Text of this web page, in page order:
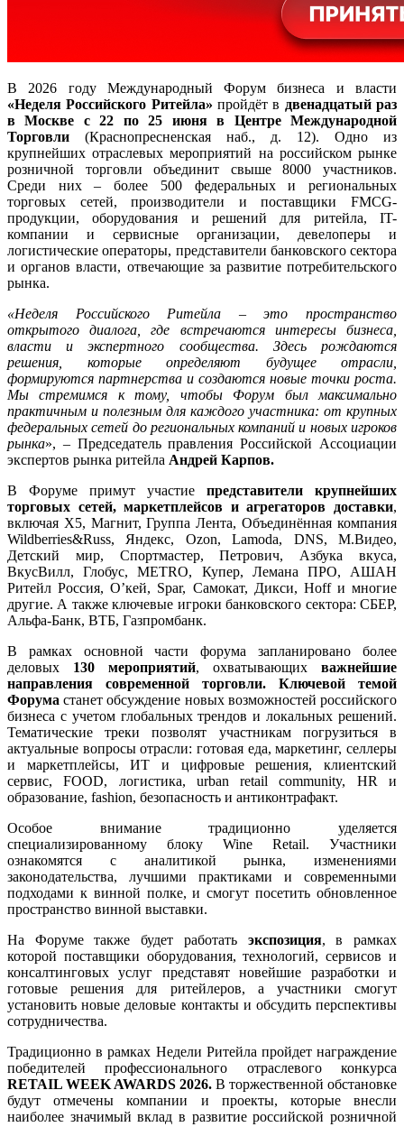
В 2026 году Международный Форум бизнеса и власти
«Неделя Российского Ритейла» пройдёт в двенадцатый раз
в Москве с 22 по 25 июня в Центре Международной
Торговли (Краснопресненская наб., д. 12). Одно из
крупнейших отраслевых мероприятий на российском рынке
розничной торговли объединит свыше 8000 участников.
Среди них – более 500 федеральных и региональных
торговых сетей, производители и поставщики FMCG-
продукции, оборудования и решений для ритейла, IT-
компании и сервисные организации, девелоперы и
логистические операторы, представители банковского сектора
и органов власти, отвечающие за развитие потребительского
рынка.
«Неделя Российского Ритейла – это пространство
открытого диалога, где встречаются интересы бизнеса,
власти и экспертного сообщества. Здесь рождаются
решения, которые определяют будущее отрасли,
формируются партнерства и создаются новые точки роста.
Мы стремимся к тому, чтобы Форум был максимально
практичным и полезным для каждого участника: от крупных
федеральных сетей до региональных компаний и новых игроков
рынка», – Председатель правления Российской Ассоциации
экспертов рынка ритейла Андрей Карпов.
В Форуме примут участие представители крупнейших
торговых сетей, маркетплейсов и агрегаторов доставки,
включая Х5, Магнит, Группа Лента, Объединённая компания
Wildberries&Russ, Яндекс, Ozon, Lamoda, DNS, М.Видео,
Детский мир, Спортмастер, Петрович, Азбука вкуса,
ВкусВилл, Глобус, METRO, Купер, Лемана ПРО, АШАН
Ритейл Россия, О’кей, Spar, Самокат, Дикси, Hoff и многие
другие. А также ключевые игроки банковского сектора: СБЕР,
Альфа-Банк, ВТБ, Газпромбанк.
В рамках основной части форума запланировано более
деловых 130 мероприятий, охватывающих важнейшие
направления современной торговли. Ключевой темой
Форумастанет обсуждение новых возможностей российского
бизнеса с учетом глобальных трендов и локальных решений.
Тематические треки позволят участникам погрузиться в
актуальные вопросы отрасли: готовая еда, маркетинг, селлеры
и маркетплейсы, ИТ и цифровые решения, клиентский
сервис, FOOD, логистика, urban retail community, HR и
образование, fashion, безопасность и антиконтрафакт.
Особое внимание традиционно уделяется
специализированному блоку Wine Retail. Участники
ознакомятся с аналитикой рынка, изменениями
законодательства, лучшими практиками и современными
подходами к винной полке, и смогут посетить обновленное
пространство винной выставки.
На Форуме также будет работать экспозиция, в рамках
которой поставщики оборудования, технологий, сервисов и
консалтинговых услуг представят новейшие разработки и
готовые решения для ритейлеров, а участники смогут
установить новые деловые контакты и обсудить перспективы
сотрудничества.
Традиционно в рамках Недели Ритейла пройдет награждение
победителей профессионального отраслевого конкурса
RETAIL WEEK AWARDS 2026. В торжественной обстановке
будут отмечены компании и проекты, которые внесли
наиболее значимый вклад в развитие российской розничной